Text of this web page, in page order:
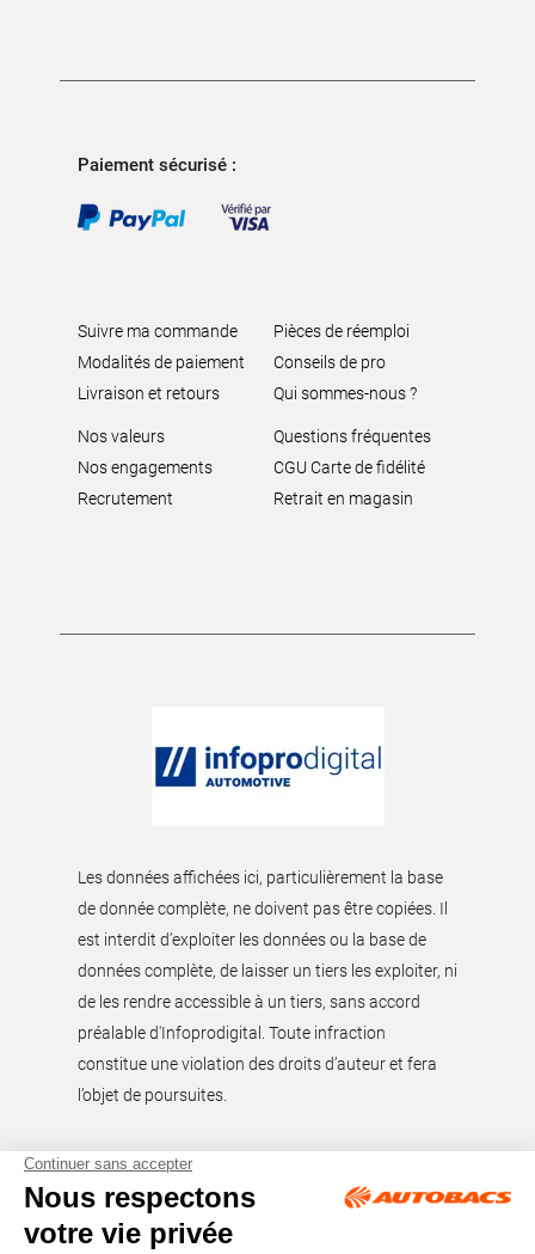
Paiement sécurisé :
Suivre ma commande
Modalités de paiement
Livraison et retours
Pièces de réemploi
Conseils de pro
Qui sommes-nous ?
Nos valeurs
Nos engagements
Recrutement
Questions fréquentes
CGU Carte de fidélité
Retrait en magasin
Les données affichées ici, particulièrement la base
de donnée complète, ne doivent pas être copiées. Il
est interdit d’exploiter les données ou la base de
données complète, de laisser un tiers les exploiter, ni
de les rendre accessible à un tiers, sans accord
préalable d'Infoprodigital. Toute infraction
constitue une violation des droits d’auteur et fera
l’objet de poursuites.